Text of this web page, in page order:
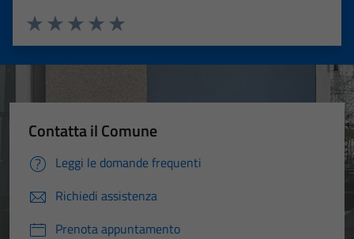
Valuta 5 stelle su 5
Valuta 4 stelle su 5
Valuta 3 stelle su 5
Valuta 2 stelle su 5
Valuta 1 stelle su 5
Contatta il Comune
Leggi le domande frequenti
Richiedi assistenza
Prenota appuntamento